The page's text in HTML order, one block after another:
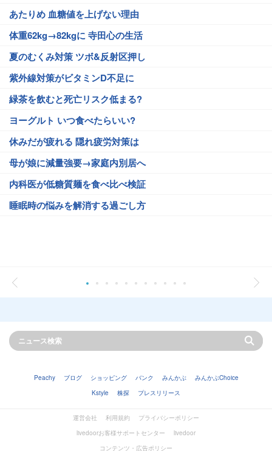
あたりめ 血糖値を上げない理由
体重62kg→82kgに 寺田心の生活
夏のむくみ対策 ツボ&反射区押し
紫外線対策がビタミンD不足に
緑茶を飲むと死亡リスク低まる?
ヨーグルト いつ食べたらいい?
休みだが疲れる 隠れ疲労対策は
母が娘に減量強要→家庭内別居へ
内科医が低糖質麺を食べ比べ検証
睡眠時の悩みを解消する過ごし方
Peachy ブログ ショッピング バンク みんかぶ
みんかぶChoice
Kstyle
株探 プレスリリース
運営会社 利用規約
プライバシーポリシー
livedoorお客様サポートセンター
livedoor
コンテンツ・広告ポリシー